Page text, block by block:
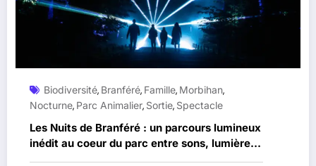
Biodiversité, Branféré, Famille, Morbihan,
Nocturne, Parc Animalier, Sortie, Spectacle
Les Nuits de Branféré : un parcours lumineux
inédit au coeur du parc entre sons, lumières
et nature